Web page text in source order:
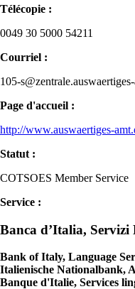
Télécopie :
0049 30 5000 54211
Courriel :
105-
Page d'accueil :
http://www.auswaertiges-
Statut :
COTSOES Member Service
Service :
Banca d’Italia,
Bank of Italy, Language
Italienische Nationalbank,
Banque d'Italie, Services